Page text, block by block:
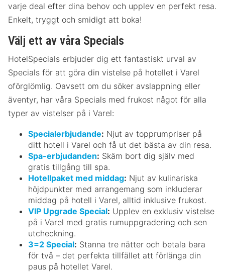
varje deal efter dina behov och upplev en perfekt resa.
Enkelt, tryggt och smidigt att boka!
Välj ett av våra Specials
HotelSpecials erbjuder dig ett fantastiskt urval av
Specials för att göra din vistelse på hotellet i Varel
oförglömlig. Oavsett om du söker avslappning eller
äventyr, har våra Specials med frukost något för alla
typer av vistelser på i Varel:
Specialerbjudande: Njut av topprumpriser på
ditt hotell i Varel och få ut det bästa av din resa.
Spa-erbjudanden: Skäm bort dig själv med
gratis tillgång till spa.
Hotellpaket med middag: Njut av kulinariska
höjdpunkter med arrangemang som inkluderar
middag på hotell i Varel, alltid inklusive frukost.
VIP Upgrade Special: Upplev en exklusiv vistelse
på i Varel med gratis rumuppgradering och sen
utcheckning.
3=2 Special: Stanna tre nätter och betala bara
för två – det perfekta tillfället att förlänga din
paus på hotellet Varel.